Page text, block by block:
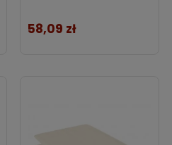
Cena
58,09 zł